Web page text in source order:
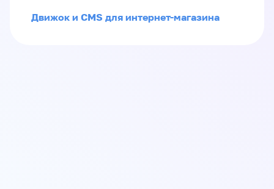
Движок и CMS для интернет-магазина